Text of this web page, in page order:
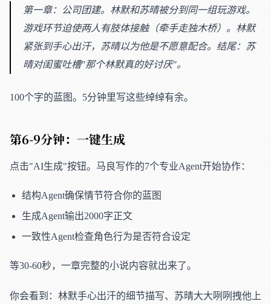
第一章：公司团建。林默和苏晴被分到同一组玩游戏。
游戏环节迫使两人有肢体接触（牵手走独木桥）。林默
紧张到手心出汗，苏晴以为他是不愿意配合。结尾：苏
晴对闺蜜吐槽"那个林默真的好讨厌"。
100个字的蓝图。5分钟里写这些绰绰有余。
第6-9分钟：一键生成
点击"AI生成"按钮。马良写作的7个专业Agent开始协作：
结构Agent确保情节符合你的蓝图
生成Agent输出2000字正文
一致性Agent检查角色行为是否符合设定
等30-60秒，一章完整的小说内容就出来了。
你会看到：林默手心出汗的细节描写、苏晴大大咧咧拽他上